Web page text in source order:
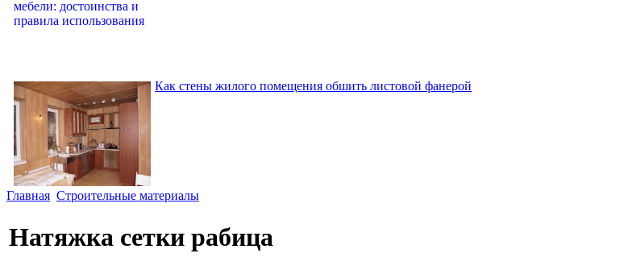
Как стены жилого помещения обшить листовой фанерой
Главная Строительные материалы
Натяжка сетки рабица